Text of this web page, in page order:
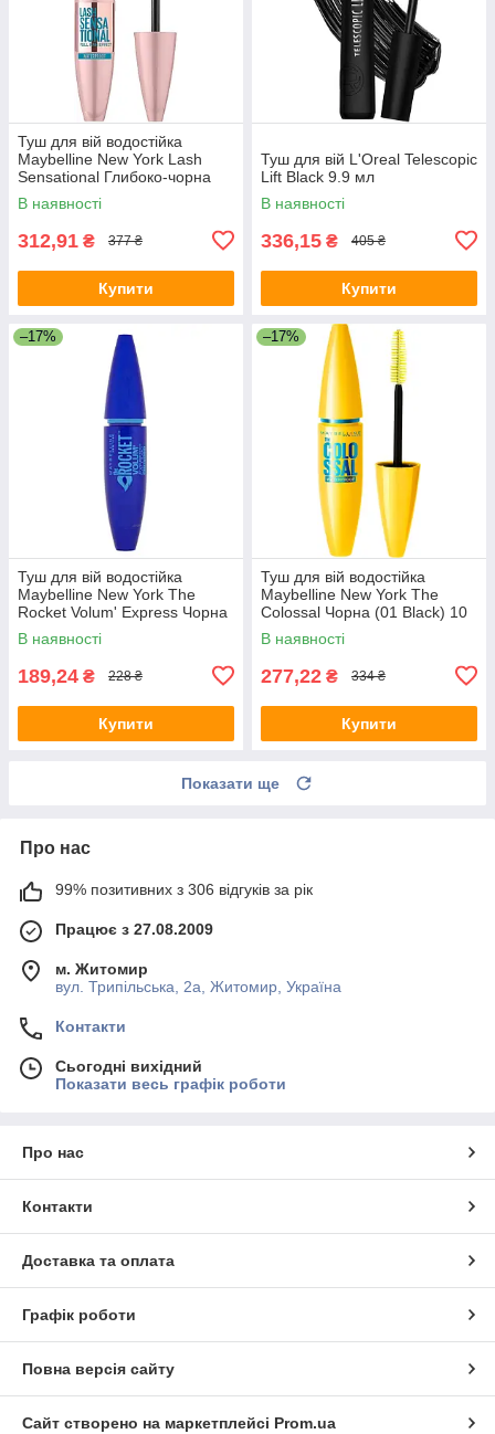
Туш для вій водостійка
Maybelline New York Lash
Sensational Глибоко-чорна
(Very Black) 9.4 мл
В наявності
312,91 ₴ 377 ₴
Купити
Туш для вій L'Oreal Telescopic
Lift Black 9.9 мл
В наявності
336,15 ₴ 405 ₴
Купити
–17%
Туш для вій водостійка
Maybelline New York The
Rocket Volum' Express Чорна
(Black) 9.6 мл
В наявності
189,24 ₴ 228 ₴
Купити
–17%
Туш для вій водостійка
Maybelline New York The
Colossal Чорна (01 Black) 10
мл
В наявності
277,22 ₴ 334 ₴
Купити
Показати ще
Про нас
99% позитивних з 306 відгуків за рік
Працює з 27.08.2009
м. Житомир
вул. Трипільська, 2а, Житомир, Україна
Контакти
Сьогодні вихідний
Показати весь графік роботи
Про нас
Контакти
Доставка та оплата
Графік роботи
Повна версія сайту
Сайт створено на маркетплейсі Prom.ua